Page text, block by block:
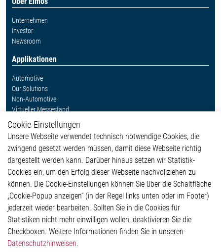
Unternehmen
Investor
Newsroom
Applikationen
Automotive
Our Solutions
Non-Automotive
Virtueller Messestand
Weitere Links
Glossar
Kontakt
Hinweisgeberschutzsystem
Impressum
Datenschutzerklärung
Cookie-Popup anzeigen
Cookie-Einstellungen
Unsere Webseite verwendet technisch notwendige Cookies, die
zwingend gesetzt werden müssen, damit diese Webseite richtig
dargestellt werden kann. Darüber hinaus setzen wir Statistik-
Cookies ein, um den Erfolg dieser Webseite nachvollziehen zu
können. Die Cookie-Einstellungen können Sie über die Schaltfläche
„Cookie-Popup anzeigen“ (in der Regel links unten oder im Footer)
jederzeit wieder bearbeiten. Sollten Sie in die Cookies für
Statistiken nicht mehr einwilligen wollen, deaktivieren Sie die
Checkboxen. Weitere Informationen finden Sie in unseren
Datenschutzhinweisen.